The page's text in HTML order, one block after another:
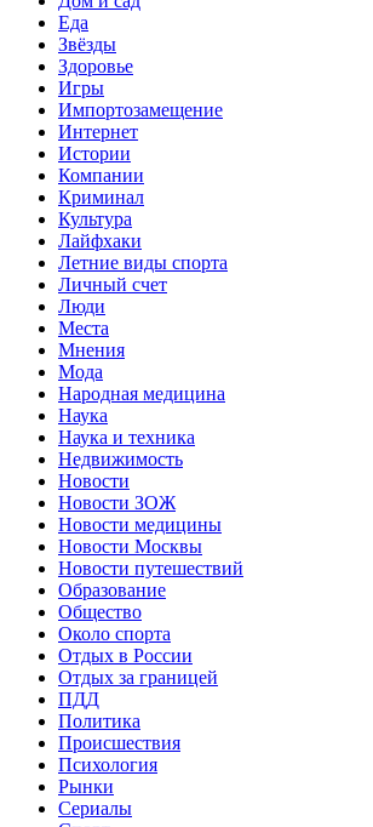
Еда
Звёзды
Здоровье
Игры
Импортозамещение
Интернет
Истории
Компании
Криминал
Культура
Лайфхаки
Летние виды спорта
Личный счет
Люди
Места
Мнения
Мода
Народная медицина
Наука
Наука и техника
Недвижимость
Новости
Новости ЗОЖ
Новости медицины
Новости Москвы
Новости путешествий
Образование
Общество
Около спорта
Отдых в России
Отдых за границей
ПДД
Политика
Происшествия
Психология
Рынки
Сериалы